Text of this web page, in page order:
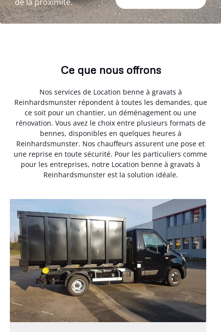
de la proximité.
Ce que nous offrons
Nos services de Location benne à gravats à
Reinhardsmunster répondent à toutes les demandes, que
ce soit pour un chantier, un déménagement ou une
rénovation. Vous avez le choix entre plusieurs formats de
bennes, disponibles en quelques heures à
Reinhardsmunster. Nos chauffeurs assurent une pose et
une reprise en toute sécurité. Pour les particuliers comme
pour les entreprises, notre Location benne à gravats à
Reinhardsmunster est la solution idéale.